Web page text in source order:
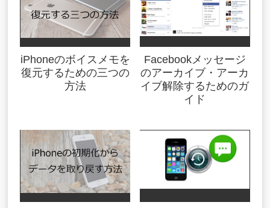
iPhoneのボイスメモを
復元するための三つの
方法
Facebookメッセージ
のアーカイブ・アーカ
イブ解除するためのガ
イド